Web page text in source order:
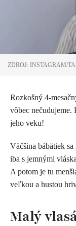
ZDROJ: INSTAGRAM/
Rozkošný 4-
vôbec nečudujeme.
jeho veku!
Väčšina bábätiek
iba s jemnými
A potom je tu
veľkou a hustou
Malý